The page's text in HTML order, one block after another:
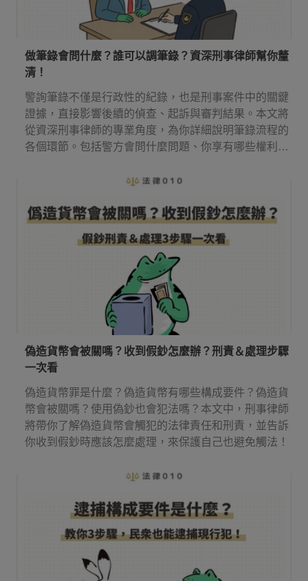
做筆錄會問什麼？誰可以調筆錄？資深刑事律師幫你釐
清！
警詢筆錄不僅是行政性的紀錄，也是刑事案件中的關鍵
證據，直接影響後續的偵查、起訴與審判結果。本文將
從資深刑事律師的專業角度，為你詳細說明筆錄流程的
各個環節。包括警方會問什麼問題、你享有哪些權利、
偽造貨幣會被關嗎？收到假鈔怎麼辦？刑責＆處理步驟
一次看
偽造貨幣罪是什麼？偽造貨幣有哪些構成要件？偽造貨
幣會被關嗎？使用偽鈔也會犯法嗎？本文中，刑事律師
將帶你了解偽造貨幣會觸犯的法律責任和刑責，並告訴
你收到假鈔時應該怎麼處理，來保護自己也避免觸法！